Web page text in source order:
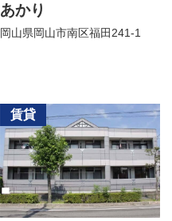
あかり
岡山県岡山市南区福田241-1
賃貸